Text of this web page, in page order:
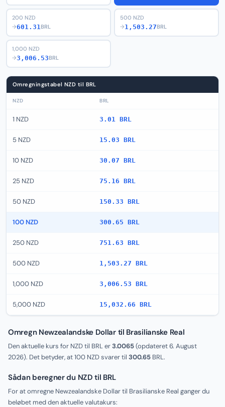
200 NZD
→601.31BRL
500 NZD
→1,503.27BRL
1,000 NZD
→3,006.53BRL
Omregningstabel NZD til BRL
NZD BRL
1 NZD 3.01 BRL
5 NZD 15.03 BRL
10 NZD 30.07 BRL
25 NZD 75.16 BRL
50 NZD 150.33 BRL
100 NZD 300.65 BRL
250 NZD 751.63 BRL
500 NZD 1,503.27 BRL
1,000 NZD 3,006.53 BRL
5,000 NZD 15,032.66 BRL
Omregn Newzealandske Dollar til Brasilianske Real
Den aktuelle kurs for NZD til BRL er3.0065(opdateret6. August
2026). Det betyder, at 100 NZD svarer til 300.65 BRL.
Sådan beregner du NZD til BRL
For at omregne Newzealandske Dollar til Brasilianske Real ganger du
beløbet med den aktuelle valutakurs: